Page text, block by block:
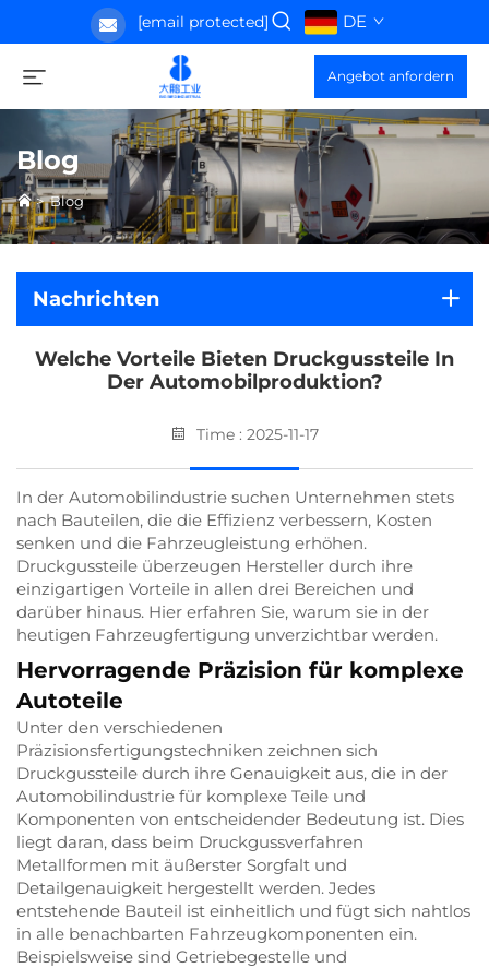
[email protected] DE
Angebot anfordern
Blog
>Blog
Nachrichten
Welche Vorteile Bieten Druckgussteile In
Der Automobilproduktion?
Time : 2025-11-17
In der Automobilindustrie suchen Unternehmen stets
nach Bauteilen, die die Effizienz verbessern, Kosten
senken und die Fahrzeugleistung erhöhen.
Druckgussteile überzeugen Hersteller durch ihre
einzigartigen Vorteile in allen drei Bereichen und
darüber hinaus. Hier erfahren Sie, warum sie in der
heutigen Fahrzeugfertigung unverzichtbar werden.
Hervorragende Präzision für komplexe
Autoteile
Unter den verschiedenen
Präzisionsfertigungstechniken zeichnen sich
Druckgussteile durch ihre Genauigkeit aus, die in der
Automobilindustrie für komplexe Teile und
Komponenten von entscheidender Bedeutung ist. Dies
liegt daran, dass beim Druckgussverfahren
Metallformen mit äußerster Sorgfalt und
Detailgenauigkeit hergestellt werden. Jedes
entstehende Bauteil ist einheitlich und fügt sich nahtlos
in alle benachbarten Fahrzeugkomponenten ein.
Beispielsweise sind Getriebegestelle und